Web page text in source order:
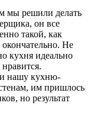
мы решили делать
он все
такой, как
окончательно. Не
кухня идеально
нашу кухню-
им пришлось
но результат